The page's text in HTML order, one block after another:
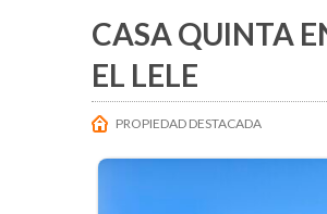
CASA QUINTA
EL LELE
PROPIEDAD DESTACADA